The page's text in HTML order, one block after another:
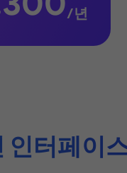
/년
인터페이